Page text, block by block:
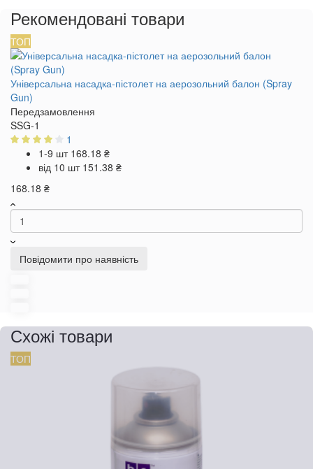
Рекомендовані товари
ТОП
Універсальна насадка-пістолет на аерозольний балон (Spray
Gun)
Передзамовлення
SSG-1
1
1-9 шт 168.18 ₴
від 10 шт 151.38 ₴
168.18 ₴
Повідомити про наявність
Схожі товари
ТОП